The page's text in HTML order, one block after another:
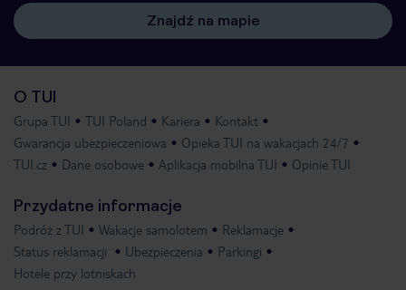
Znajdź na mapie
O TUI
Grupa TUI TUI Poland Kariera
Kontakt
Gwarancja ubezpieczeniowa
Opieka TUI na wakacjach 24/7
TUI.cz
Dane osobowe Aplikacja mobilna TUI Opinie TUI
Przydatne informacje
Podróż z TUI Wakacje samolotem
Reklamacje
Status reklamacji
Ubezpieczenia
Parkingi
Hotele przy lotniskach